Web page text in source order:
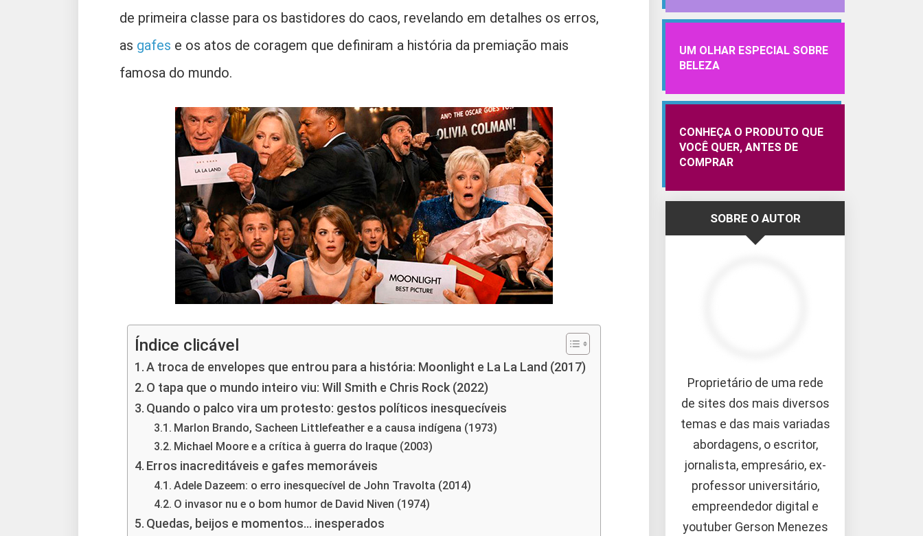
de primeira classe para os bastidores do caos, revelando em detalhes os erros,
as gafes e os atos de coragem que definiram a história da premiação mais
famosa do mundo.
Índice clicável
A troca de envelopes que entrou para a história: Moonlight e La La Land (2017)
O tapa que o mundo inteiro viu: Will Smith e Chris Rock (2022)
Quando o palco vira um protesto: gestos políticos inesquecíveis
Marlon Brando, Sacheen Littlefeather e a causa indígena (1973)
Michael Moore e a crítica à guerra do Iraque (2003)
Erros inacreditáveis e gafes memoráveis
Adele Dazeem: o erro inesquecível de John Travolta (2014)
O invasor nu e o bom humor de David Niven (1974)
Quedas, beijos e momentos… inesperados
UM OLHAR ESPECIAL SOBRE
BELEZA
CONHEÇA O PRODUTO QUE
VOCÊ QUER, ANTES DE
COMPRAR
SOBRE O AUTOR
Proprietário de uma rede
de sites dos mais diversos
temas e das mais variadas
abordagens, o escritor,
jornalista, empresário, ex-
professor universitário,
empreendedor digital e
youtuber Gerson Menezes